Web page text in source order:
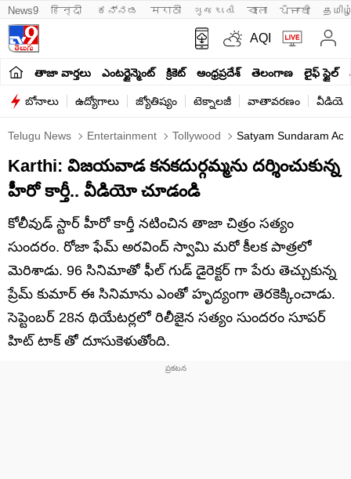
News9 हिन्दी ಕನ್ನಡ मराठी ગુજરાતી বাংলা ਪੰਜਾਬੀ
AQI
తాజా వార్తలు ఎంటర్టైన్మెంట్ క్రికెట్ ఆంధ్రప్రదేశ్ తెలంగాణ లైఫ్ స్టైల్
బోనాలు ఉద్యోగాలు జ్యోతిష్యం టెక్నాలజీ వాతావరణం
Telugu News Entertainment Tollywood Satyam Sundaram
Karthi: విజయవాడ క‌న‌క‌దుర్గమ్మను దర్శించుకున్న
హీరో కార్తీ.. వీడియో చూడండి
కోలీవుడ్ స్టార్ హీరో కార్తీ నటించిన తాజా చిత్రం సత్యం
సుందరం. రోజా ఫేమ్ అరవింద్ స్వామి మరో కీలక పాత్రలో
మెరిశాడు. 96 సినిమాతో ఫీల్ గుడ్ డైరెక్టర్ గా పేరు తెచ్చుకున్న
ప్రేమ్ కుమార్ ఈ సినిమాను ఎంతో హృద్యంగా తెరకెక్కించాడు.
సెప్టెంబ‌ర్ 28న థియేటర్లలో రిలీజైన సత్యం సుందరం సూపర్
హిట్ టాక్ తో దూసుకెళుతోంది.